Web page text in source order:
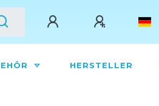
HERSTELLER